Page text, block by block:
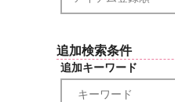
追加検索条件
追加キーワード